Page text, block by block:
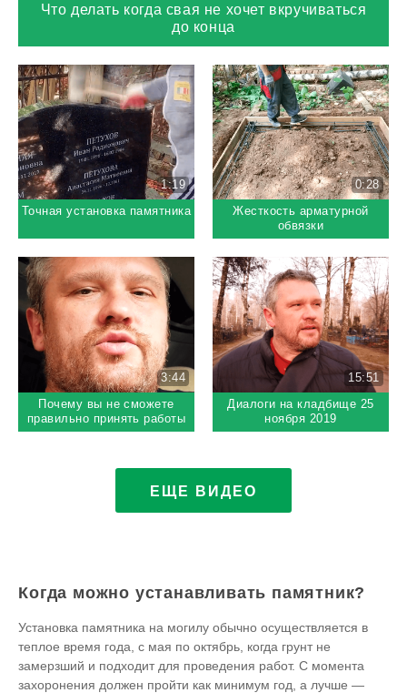
Что делать когда свая не хочет вкручиваться
до конца
1:19
Точная установка памятника
0:28
Жесткость арматурной
обвязки
3:44
Почему вы не сможете
правильно принять работы
на могиле?
15:51
Диалоги на кладбище 25
ноября 2019
ЕЩЕ ВИДЕО
Когда можно устанавливать памятник?
Установка памятника на могилу обычно осуществляется в
теплое время года, с мая по октябрь, когда грунт не
замерзший и подходит для проведения работ. С момента
захоронения должен пройти как минимум год, а лучше —